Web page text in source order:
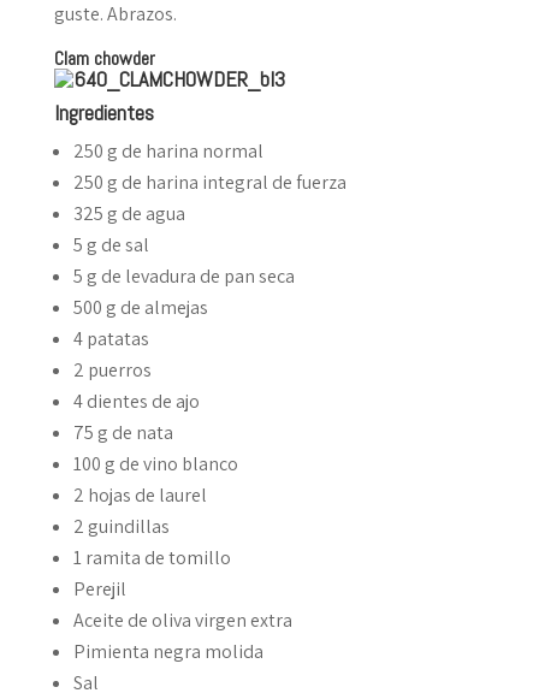
guste. Abrazos.
Clam chowder
Ingredientes
250 g de harina normal
250 g de harina integral de fuerza
325 g de agua
5 g de sal
5 g de levadura de pan seca
500 g de almejas
4 patatas
2 puerros
4 dientes de ajo
75 g de nata
100 g de vino blanco
2 hojas de laurel
2 guindillas
1 ramita de tomillo
Perejil
Aceite de oliva virgen extra
Pimienta negra molida
Sal